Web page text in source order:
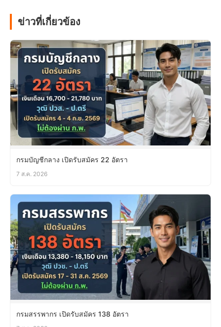
ข่าวที่เกี่ยวข้อง
กรมบัญชีกลาง เปิดรับสมัคร 22 อัตรา
7 ส.ค. 2026
กรมสรรพากร เปิดรับสมัคร 138 อัตรา